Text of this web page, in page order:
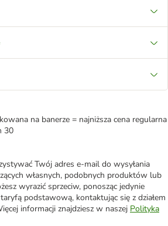
na banerze = najniższa cena regularna
30
Twój adres e-mail do wysyłania
własnych, podobnych produktów lub
wyrazić sprzeciw, ponosząc jedynie
podstawową, kontaktując się z działem
informacji znajdziesz w naszej Polityka